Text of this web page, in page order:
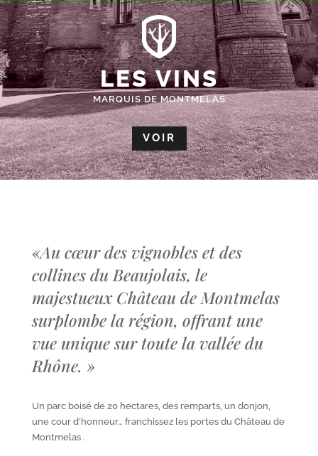
LES VINS
MARQUIS DE MONTMELAS
VOIR
«Au cœur des vignobles et des
collines du Beaujolais, le
majestueux Château de Montmelas
surplombe la région, offrant une
vue unique sur toute la vallée du
Rhône. »
Un parc boisé de 20 hectares, des remparts, un donjon,
une cour d’honneur… franchissez les portes du Château de
Montmelas .